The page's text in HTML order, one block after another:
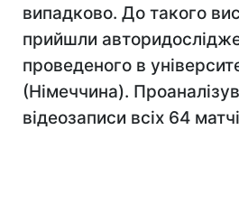
випадково. До такого
прийшли
проведеного в
(Німеччина).
відеозаписи всіх 64